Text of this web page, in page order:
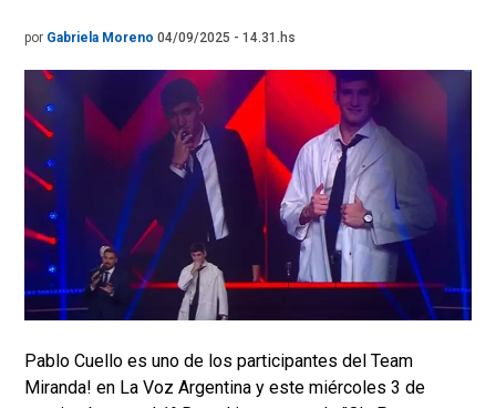
por Gabriela Moreno 04/09/2025 - 14.31.hs
Pablo Cuello es uno de los participantes del Team
Miranda! en La Voz Argentina y este miércoles 3 de